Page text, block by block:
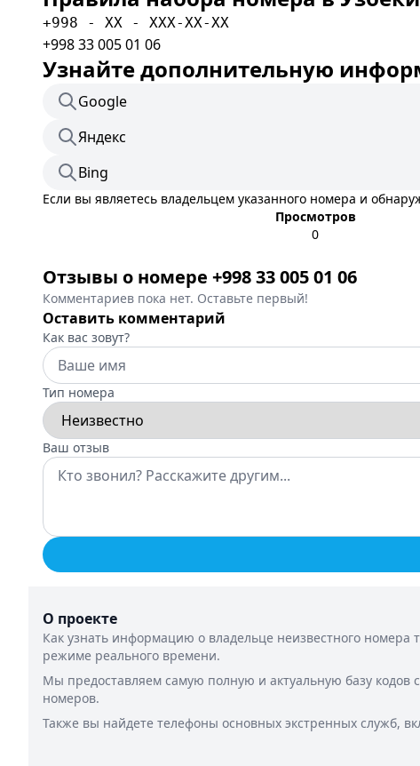
+998 - XX - XXX-XX-XX
+998 33 005 01 06
Узнайте дополнительную
Google
Яндекс
Bing
Если вы являетесь владельцем указанного номера и
Просмотров
0
Отзывы о номере +998 33 005 01 06
Комментариев пока нет. Оставьте первый!
Оставить комментарий
Как вас зовут?
Тип номера
Ваш отзыв
О проекте
Как узнать информацию о владельце неизвестного
режиме реального времени.
Мы предоставляем самую полную и актуальную базу
номеров.
Также вы найдете телефоны основных экстренных служб,